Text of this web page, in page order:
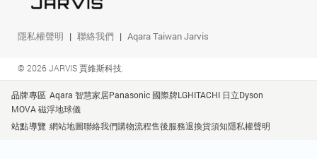
隱私權聲明 聯絡我們 Aqara Taiwan Jarvis
© 2026 JARVIS 賈維斯科技.
品牌專區 Aqara 智慧家居Panasonic 國際牌LGHITACHI 日立Dyson
MOVA 磁浮地球儀
站點導覽 網站地圖聯絡我們購物流程售後服務退換貨須知隱私權聲明